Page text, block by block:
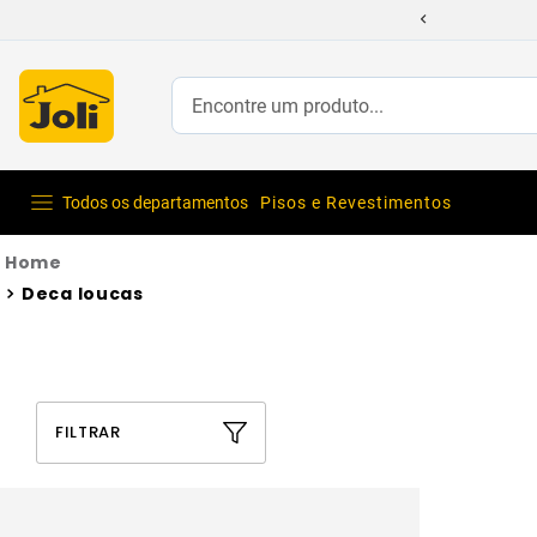
Encontre um produto...
Todos os departamentos Pisos e Revestimentos
Deca loucas
FILTRAR